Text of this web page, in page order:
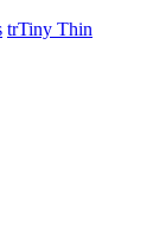
trTiny Thin